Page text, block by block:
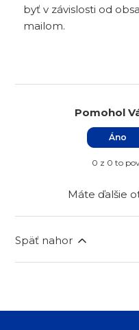
byť v závislosti od
mailom.
Pomohol
Áno
0 z 0 to
Máte ďalšie
Späť nahor